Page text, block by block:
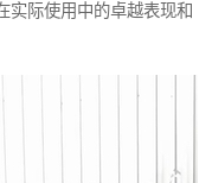
实际使用中的卓越表现和